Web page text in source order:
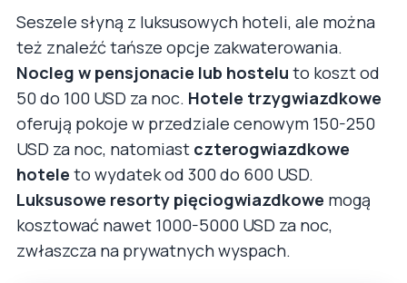
Seszele słyną z luksusowych hoteli, ale można
też znaleźć tańsze opcje zakwaterowania.
Nocleg w pensjonacie lub hostelu to koszt od
50 do 100 USD za noc. Hotele trzygwiazdkowe
oferują pokoje w przedziale cenowym 150-250
USD za noc, natomiast czterogwiazdkowe
hotele to wydatek od 300 do 600 USD.
Luksusowe resorty pięciogwiazdkowe mogą
kosztować nawet 1000-5000 USD za noc,
zwłaszcza na prywatnych wyspach.